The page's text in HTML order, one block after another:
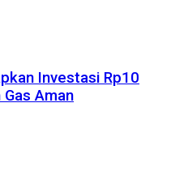
Investasi Rp10
Aman